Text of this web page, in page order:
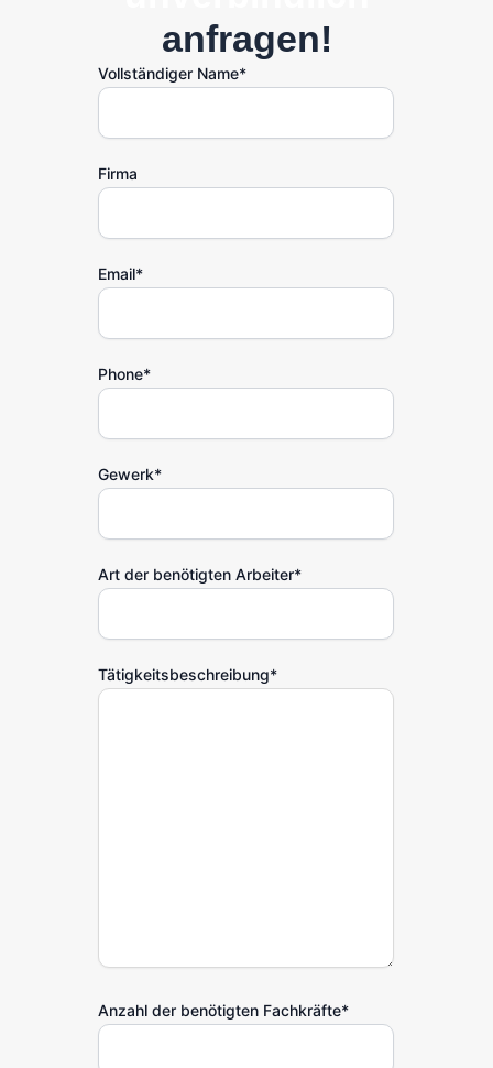
anfragen!
Vollständiger Name*
Firma
Email*
Phone*
Gewerk*
Art der benötigten Arbeiter*
Tätigkeitsbeschreibung*
Anzahl der benötigten Fachkräfte*